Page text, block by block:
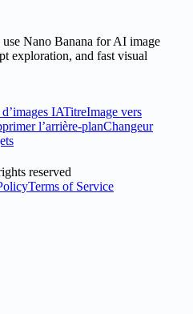
Nano Banana for AI image
exploration, and fast visual
IATitreImage vers
l’arrière-planChangeur
reserved
Terms of Service